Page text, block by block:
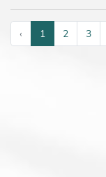
‹ 1 2 3